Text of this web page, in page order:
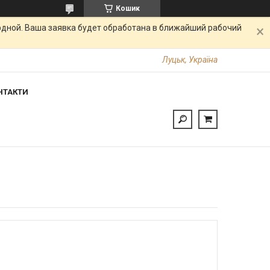
Кошик
Ваша заявка будет обработана в ближайший рабочий
Луцьк, Україна